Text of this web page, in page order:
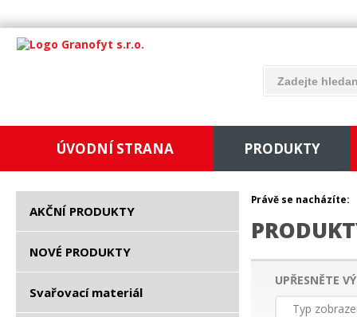
ÚVODNÍ STRANA PRODUKTY
AKČNÍ PRODUKTY
NOVÉ PRODUKTY
Svařovací materiál
Právě se nacházíte:
UPŘESNĚTE
Typ